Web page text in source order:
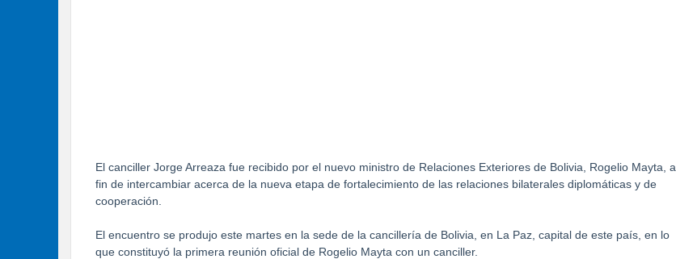
El canciller Jorge Arreaza fue recibido por el nuevo ministro de Relaciones Exteriores de Bolivia, Rogelio Mayta, a
fin de intercambiar acerca de la nueva etapa de fortalecimiento de las relaciones bilaterales diplomáticas y de
cooperación.
El encuentro se produjo este martes en la sede de la cancillería de Bolivia, en La Paz, capital de este país, en lo
que constituyó la primera reunión oficial de Rogelio Mayta con un canciller.